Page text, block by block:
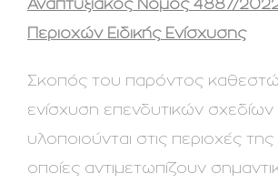
Αναπτυξιακός Νόμος 4887/
Περιοχών Ειδικής Ενίσχυσης
Σκοπός του παρόντος
ενίσχυση επενδυτικών
υλοποιούνται στις περιοχές
οποίες αντιμετωπίζουν